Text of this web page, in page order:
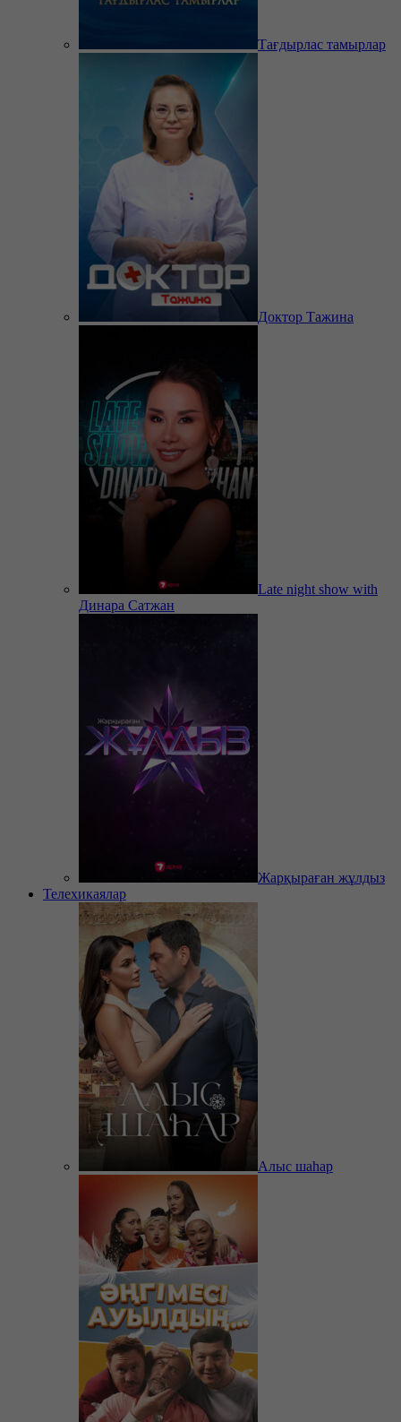
Тағдырлас тамырлар
Доктор Тажина
Late night show with
Динара Сатжан
Жарқыраған жұлдыз
Телехикаялар
Алыс шаһар